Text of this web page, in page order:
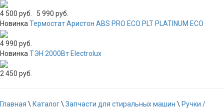
4 500 руб.
5 990 руб.
Новинка Термостат Аристон ABS PRO ECO PLT PLATINUM ECO
4 990 руб.
Новинка ТЭН 2000Вт Electrolux
2 450 руб.
Главная \ Каталог\ Запчасти для стиральных машин \ Ручки /